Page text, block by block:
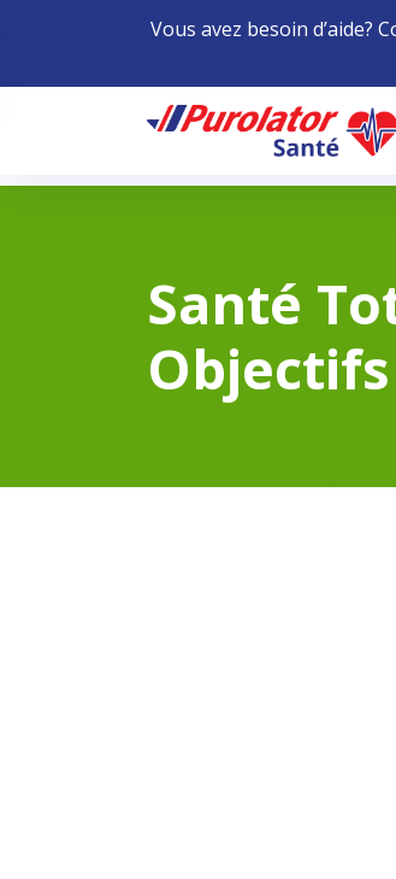
Vous avez besoin d’aide?
Home
Santé
Objectifs